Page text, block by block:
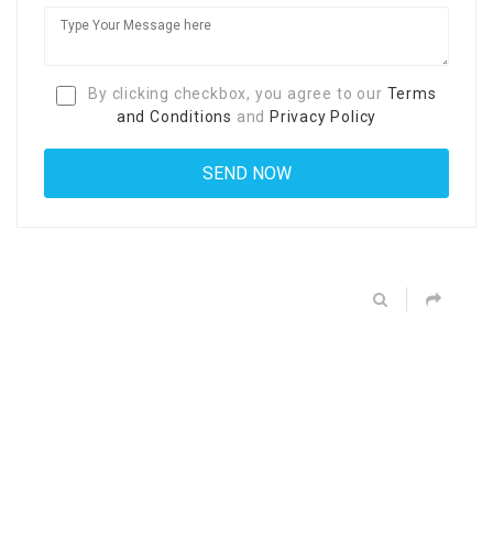
By clicking checkbox, you agree to our Terms
and Conditions and Privacy Policy